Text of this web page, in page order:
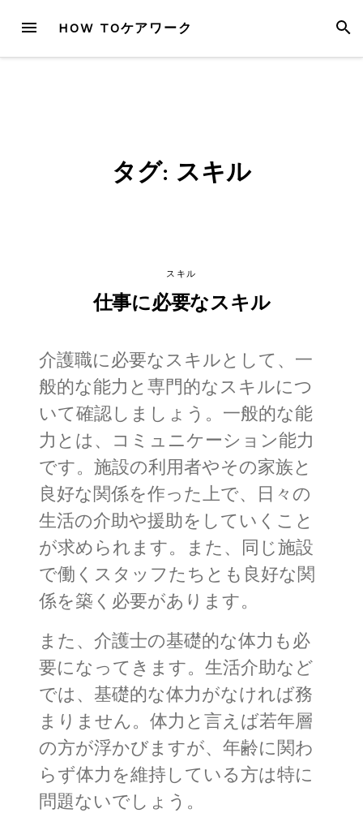
content
MENU HOW TOケアワーク
タグ: スキル
スキル
仕事に必要なスキル
介護職に必要なスキルとして、一
般的な能力と専門的なスキルにつ
いて確認しましょう。一般的な能
力とは、コミュニケーション能力
です。施設の利用者やその家族と
良好な関係を作った上で、日々の
生活の介助や援助をしていくこと
が求められます。また、同じ施設
で働くスタッフたちとも良好な関
係を築く必要があります。
また、介護士の基礎的な体力も必
要になってきます。生活介助など
では、基礎的な体力がなければ務
まりません。体力と言えば若年層
の方が浮かびますが、年齢に関わ
らず体力を維持している方は特に
問題ないでしょう。